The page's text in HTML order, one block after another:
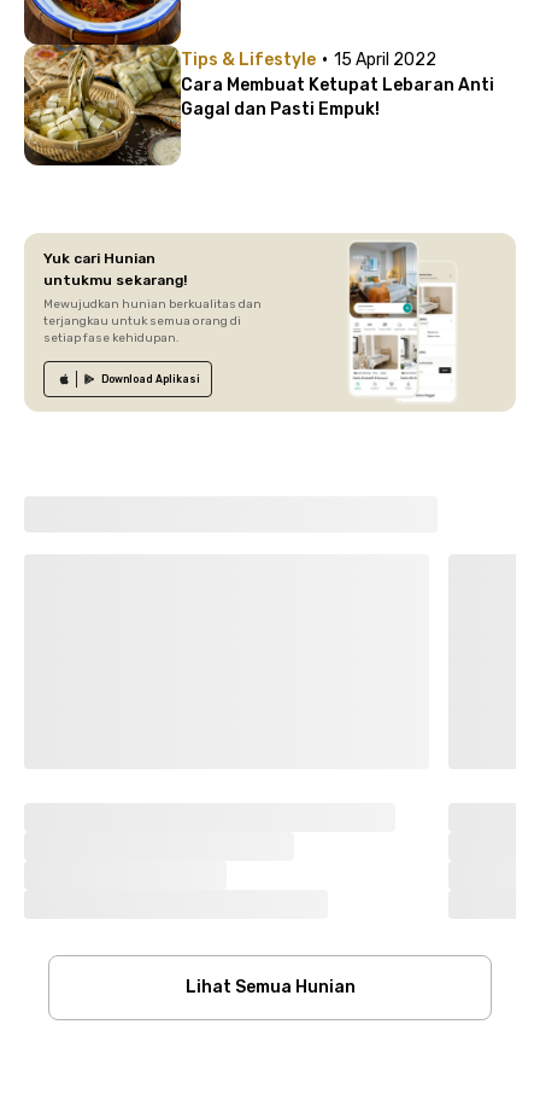
Tips & Lifestyle · 15 April 2022
Cara Membuat Ketupat Lebaran Anti
Gagal dan Pasti Empuk!
Yuk cari Hunian
untukmu sekarang!
Mewujudkan hunian berkualitas dan
terjangkau untuk semua orang di
setiap fase kehidupan.
Download Aplikasi
Lihat Semua Hunian